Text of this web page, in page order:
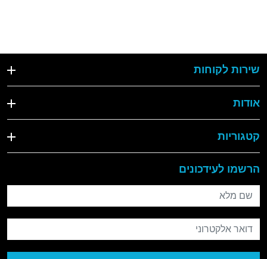
שירות לקוחות
אודות
קטגוריות
הרשמו לעידכונים
שם מלא
דואר אלקטרוני